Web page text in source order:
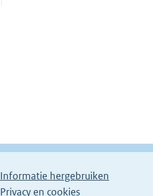
Informatie hergebruiken
Privacy en cookies